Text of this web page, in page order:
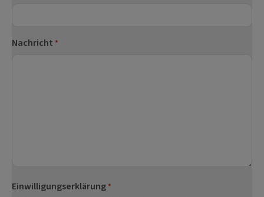
Nachricht *
Einwilligungserklärung *